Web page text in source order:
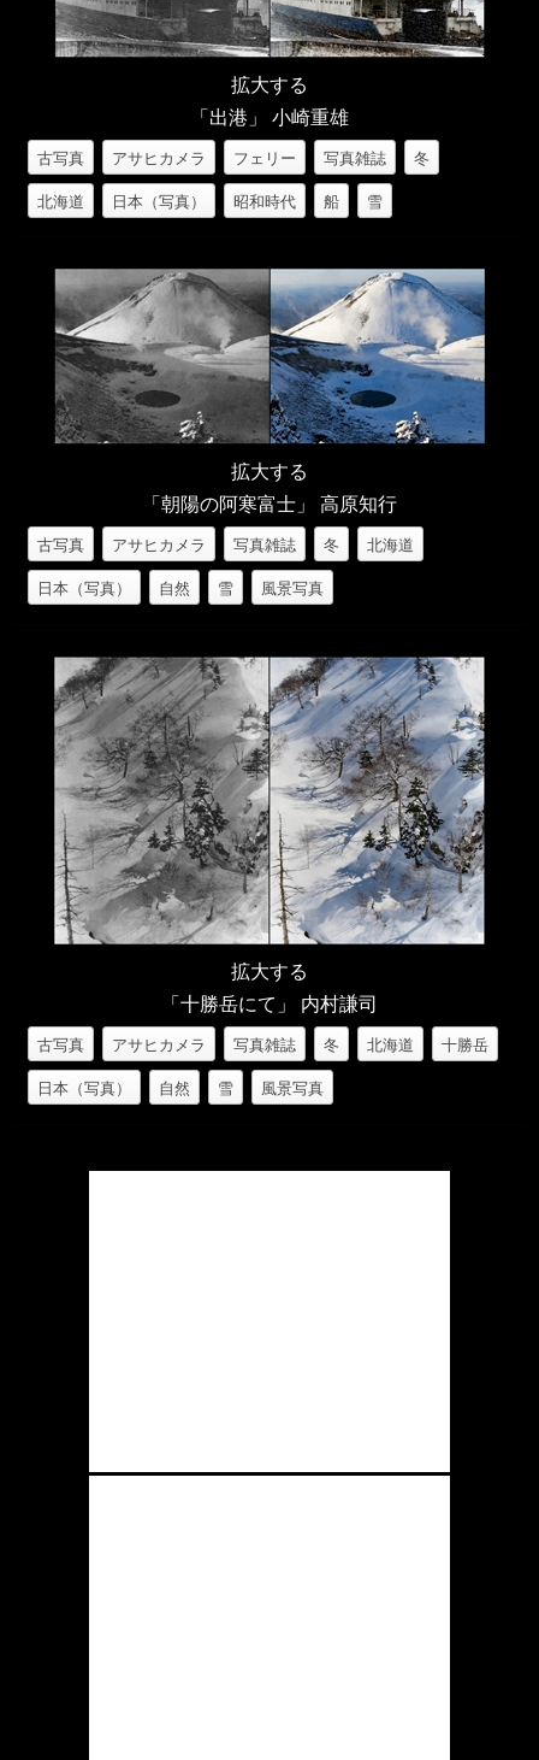
拡大する
「出港」 小崎重雄
古写真 アサヒカメラ フェリー 写真雑誌
冬
北海道
日本（写真） 昭和時代 船 雪
拡大する
「朝陽の阿寒富士」 高原知行
古写真 アサヒカメラ 写真雑誌 冬
北海道
日本（写真）
自然 雪 風景写真
拡大する
「十勝岳にて」 内村謙司
古写真 アサヒカメラ 写真雑誌 冬 北海道
十勝岳
日本（写真）
自然 雪 風景写真